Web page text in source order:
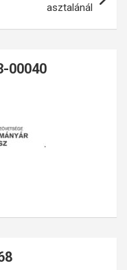
asztalánál
00040